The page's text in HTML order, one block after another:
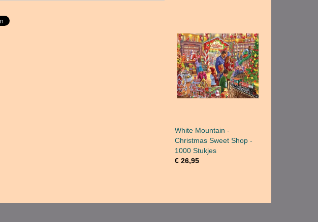
White Mountain -
Christmas Sweet Shop -
1000 Stukjes
€ 26,95